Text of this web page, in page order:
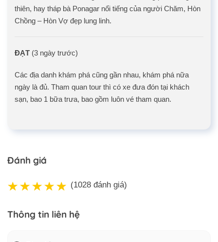
thiên, hay tháp bà Ponagar nổi tiếng của người Chăm, Hòn
Chồng – Hòn Vợ đẹp lung linh.
ĐẠT (3 ngày trước)
Các địa danh khám phá cũng gần nhau, khám phá nữa
ngày là đủ. Tham quan tour thì có xe đưa đón tại khách
sạn, bao 1 bữa trưa, bao gồm luôn vé tham quan.
Đánh giá
(1028 đánh giá)
Thông tin liên hệ